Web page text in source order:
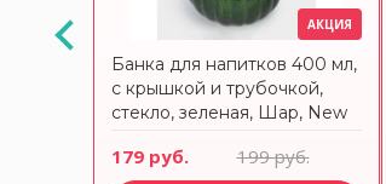
АКЦИЯ АКЦИЯ
Банка для напитков 400 мл,
с крышкой и трубочкой,
стекло, зеленая, Шар, New
179 руб. 199 руб.